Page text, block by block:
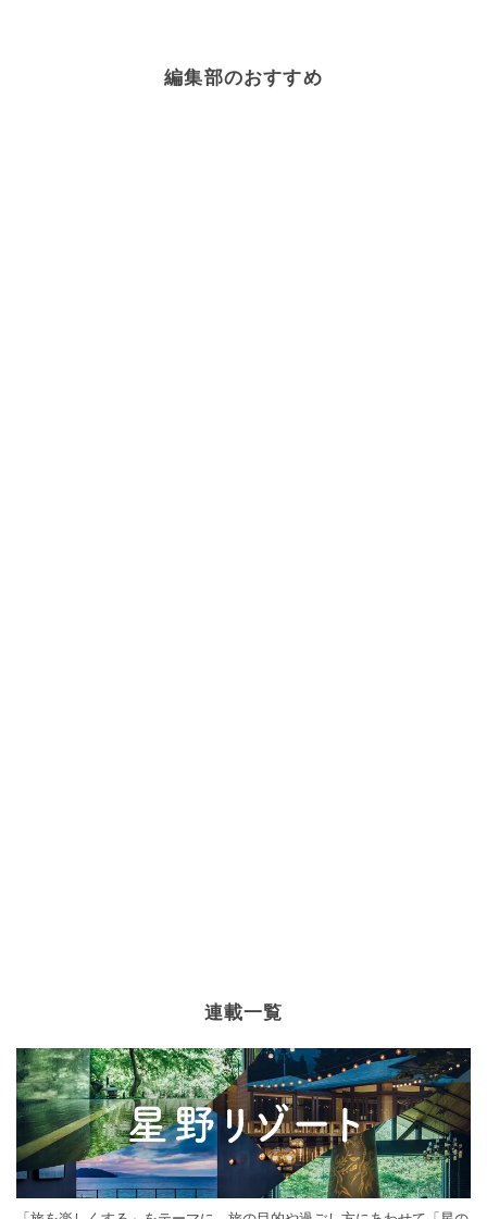
編集部のおすすめ
連載一覧